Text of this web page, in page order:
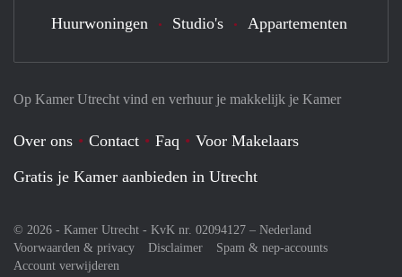
Op Kamer Utrecht vind en verhuur je makkelijk je Kamer
Over ons Contact Faq
Voor Makelaars
Gratis je Kamer aanbieden in Utrecht
© 2026 - Kamer Utrecht - KvK nr. 02094127 – Nederland
Voorwaarden & privacy
Disclaimer
Spam & nep-accounts
Account verwijderen
Huurwoningen Studio's Appartementen